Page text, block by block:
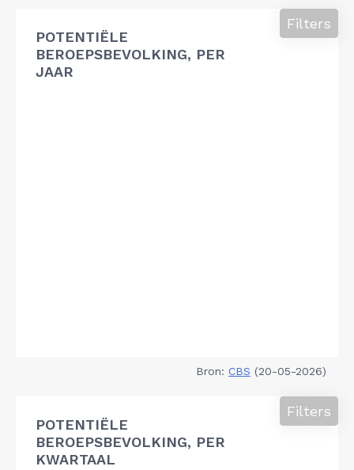
POTENTIËLE
BEROEPSBEVOLKING, PER
JAAR
Filters
Bron: CBS (20-05-2026)
POTENTIËLE
BEROEPSBEVOLKING, PER
KWARTAAL
Filters